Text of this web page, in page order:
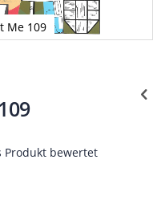
Me 109
Produkt bewertet